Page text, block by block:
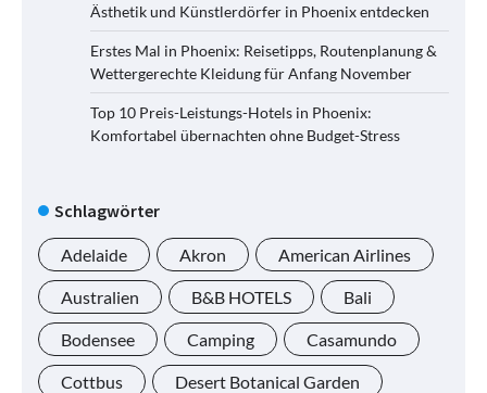
Ästhetik und Künstlerdörfer in Phoenix entdecken
Erstes Mal in Phoenix: Reisetipps, Routenplanung &
Wettergerechte Kleidung für Anfang November
Top 10 Preis-Leistungs-Hotels in Phoenix:
Komfortabel übernachten ohne Budget-Stress
Schlagwörter
Adelaide Akron American Airlines
Australien B&B HOTELS Bali
Bodensee Camping Casamundo
Cottbus Desert Botanical Garden